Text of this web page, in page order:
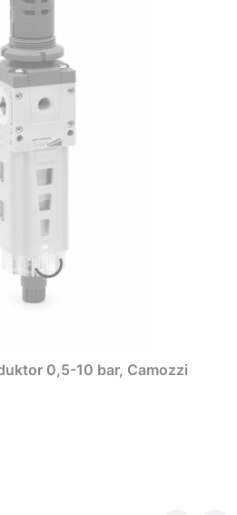
0,5-10 bar, Camozzi